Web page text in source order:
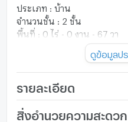
ประเภท : บ้าน
จำนวนชั้น : 2 ชั้น
พื้นที่ : 0 ไร่ - 0 งาน - 67 วา
พื้นที่ใช้สอย : 181 ตร.ม.
ห้องน้ำ : 3 ห้อง
ห้องอื่นๆ :
ทิศ : 0
ดูข้อมูลป
รายละเอียด
ชื่อโครงการ
สิ่งอำนวยความสะดวก